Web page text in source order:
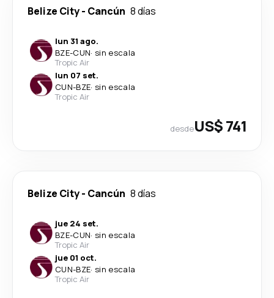
Belize City- Cancún 8 días
lun 31 ago.
BZE-CUN· sin escala
Tropic Air
lun 07 set.
CUN-BZE· sin escala
Tropic Air
desdeUS$ 741
Belize City- Cancún 8 días
jue 24 set.
BZE-CUN· sin escala
Tropic Air
jue 01 oct.
CUN-BZE· sin escala
Tropic Air